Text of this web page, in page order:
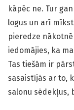
kāpēc ne. Tur
logus un arī
pieredze
iedomājies, ka
Tas tiešām ir
sasaistījās ar to,
salonu sēdekļus,